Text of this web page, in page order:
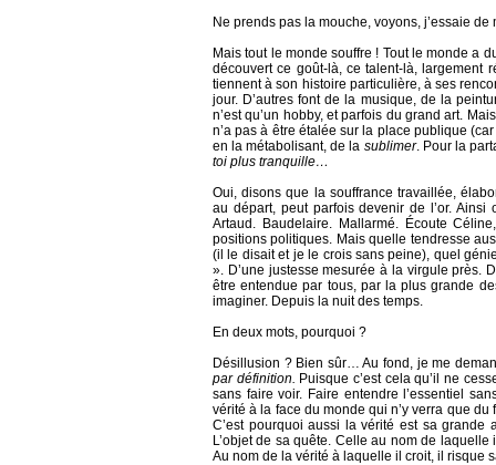
Ne prends pas la mouche, voyons, j’essaie
Mais tout le monde souffre ! Tout le monde a
découvert ce goût-là, ce talent-là, largement
tiennent à son histoire particulière, à ses
jour. D’autres font de la musique, de la
n’est qu’un hobby, et parfois du grand art.
n’a pas à être étalée sur la place publique
en la métabolisant, de la sublimer. Pour la
toi plus tranquille…
Oui, disons que la souffrance travaillée,
au départ, peut parfois devenir de l’or.
Artaud. Baudelaire. Mallarmé. Écoute
positions politiques. Mais quelle tendresse
(il le disait et je le crois sans peine), quel
». D’une justesse mesurée à la virgule près.
être entendue par tous, par la plus grande
imaginer. Depuis la nuit des temps.
En deux mots, pourquoi ?
Désillusion ? Bien sûr… Au fond, je me
par définition. Puisque c’est cela qu’il ne
sans faire voir. Faire entendre l’essentiel
vérité à la face du monde qui n’y verra que
C’est pourquoi aussi la vérité est sa grande
L’objet de sa quête. Celle au nom de
Au nom de la vérité à laquelle il croit, il risque